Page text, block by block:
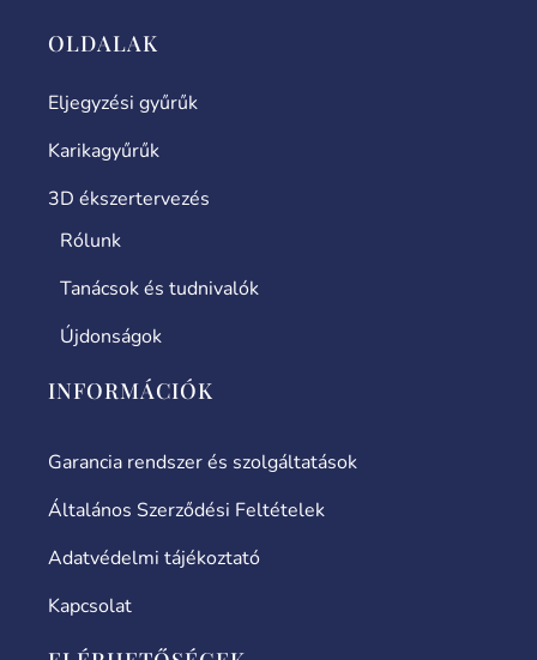
OLDALAK
Eljegyzési gyűrűk
Karikagyűrűk
3D ékszertervezés
Rólunk
Tanácsok és tudnivalók
Újdonságok
INFORMÁCIÓK
Garancia rendszer és szolgáltatások
Általános Szerződési Feltételek
Adatvédelmi tájékoztató
Kapcsolat